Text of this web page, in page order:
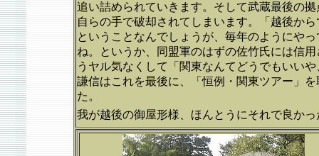
追い詰められていきます。そして武蔵最後の
自らの手で破却されてしまいます。「越後か
ということなんでしょうが、毎年のようにや
ね。というか、同盟軍のはずの佐竹氏には信
うヤル気なくして「関東なんてどうでもいい
謙信はこれを最後に、「恒例・関東ツアー」
た。
我が越後の御屋形様、ほんとうにそれで良か